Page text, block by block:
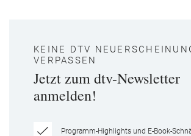
KEINE DTV
VERPASSEN
Jetzt zum dtv-Newsletter
anmelden!
Programm-Highlights und E-Book-